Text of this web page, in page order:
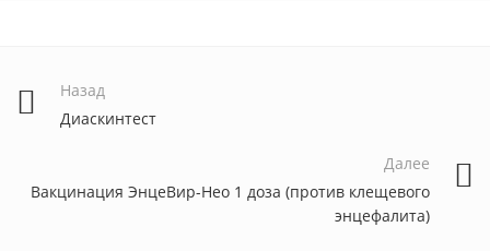
Назад
Диаскинтест
Далее
Вакцинация ЭнцеВир-Нео 1 доза (против клещевого
энцефалита)